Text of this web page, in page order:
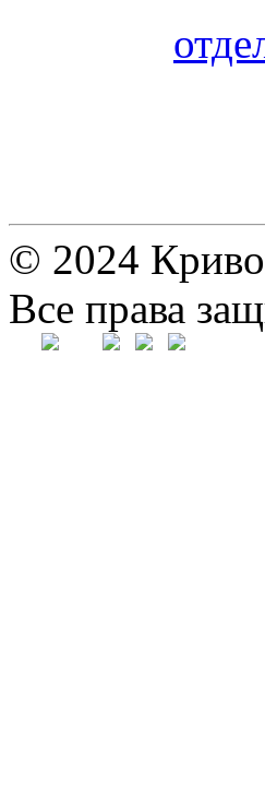
© 2024
Все права